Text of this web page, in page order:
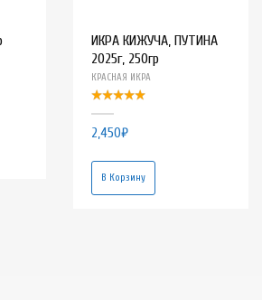
ИКРА КИЖУЧА, ПУТИНА
2025г, 250гр
КРАСНАЯ ИКРА
2,450₽
В Корзину